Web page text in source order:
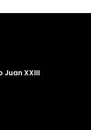
Juan XXIII